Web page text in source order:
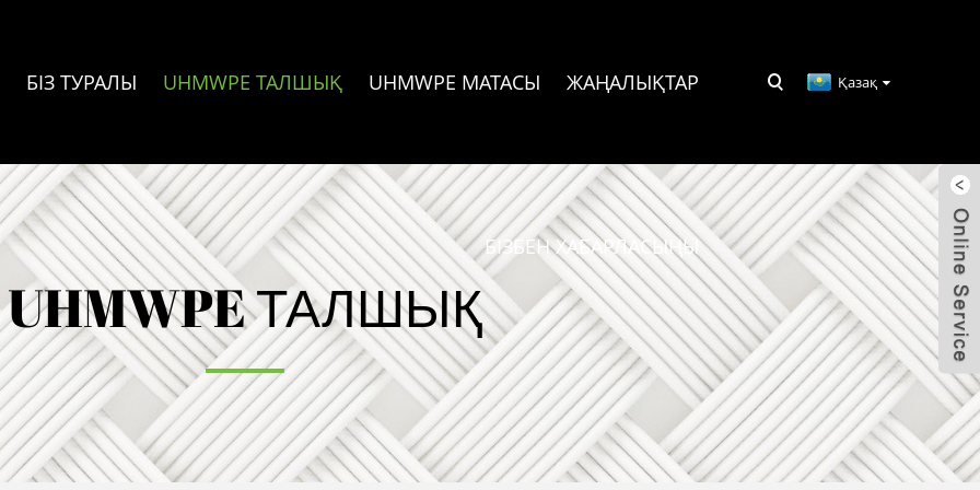
БІЗ ТУРАЛЫ UHMWPE ТАЛШЫҚ UHMWPE МАТАСЫ ЖАҢАЛЫҚТАР
БІЗБЕН ХАБАРЛАСЫҢЫ
Қазақ
UHMWPE ТАЛШЫҚ